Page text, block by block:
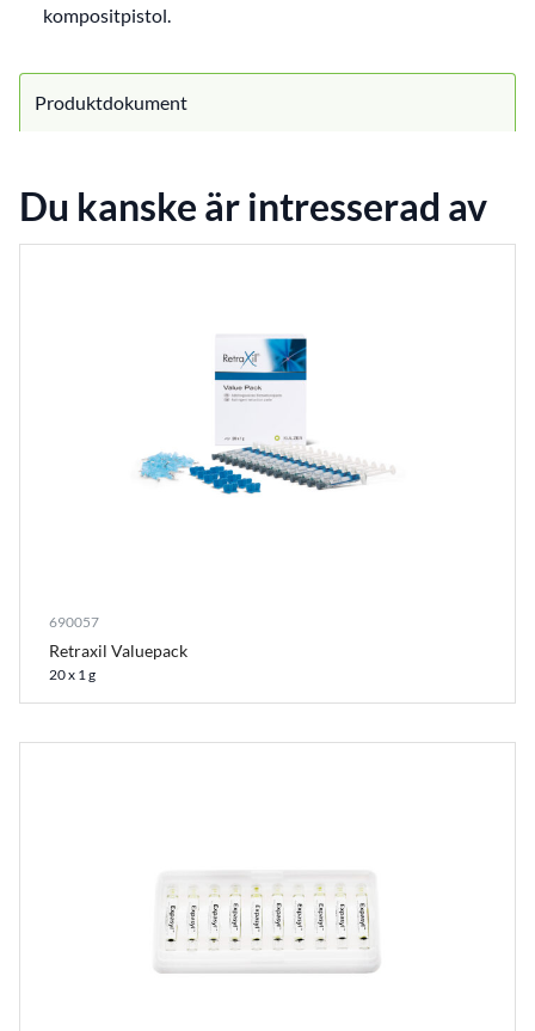
kompositpistol.
Produktdokument
Du kanske är intresserad av
690057
Retraxil Valuepack
20 x 1 g